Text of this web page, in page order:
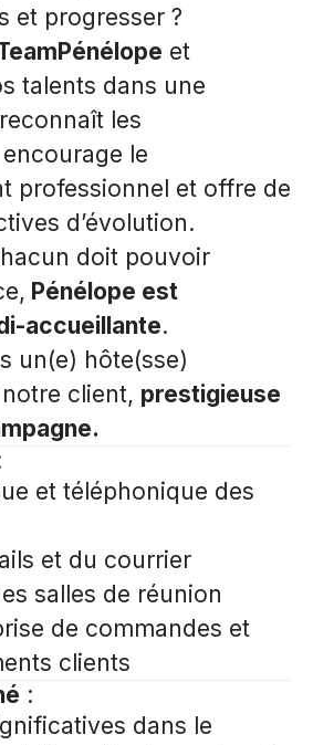
et progresser ?
et
talents dans une
les
le
professionnel et offre de
d’évolution.
doit pouvoir
Pénélope est
accueillante.
un(e) hôte(sse)
client, prestigieuse
et téléphonique des
et du courrier
salles de réunion
de commandes et
clients
:
dans le